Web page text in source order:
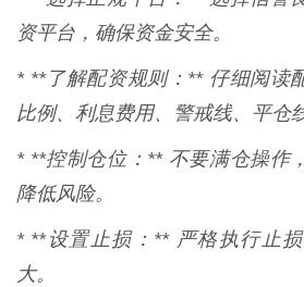
资平台，确保资金安全。
* **了解配资规则：** 仔细阅读
比例、利息费用、警戒线、平仓
* **控制仓位：** 不要满仓操作
降低风险。
* **设置止损：** 严格执行止
大。